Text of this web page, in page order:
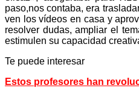
paso,nos contaba, era
ven los vídeos en casa y
resolver dudas, ampliar el
estimulen su capacidad
Te puede interesar
Estos profesores han